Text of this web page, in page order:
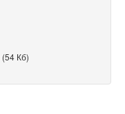
(54 Кб)